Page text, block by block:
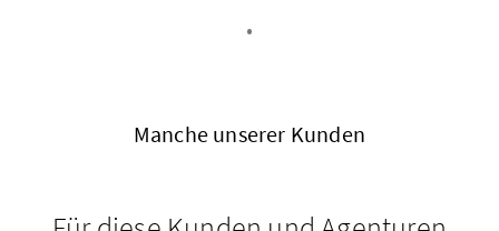
Man­che un­se­rer Kun­den